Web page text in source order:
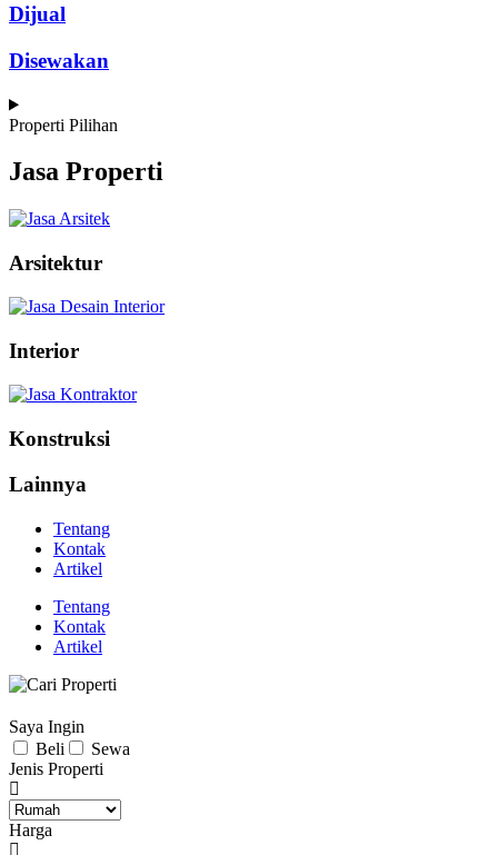
Dijual
Disewakan
Properti Pilihan
Jasa Properti
Arsitektur
Interior
Konstruksi
Lainnya
Tentang
Kontak
Artikel
Tentang
Kontak
Artikel
Saya Ingin
Beli
Sewa
Jenis Properti
Harga